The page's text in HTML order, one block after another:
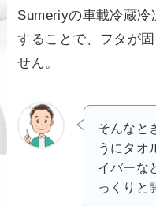
Sumeriyの車載冷蔵冷
することで、フタが
せん。
そんなと
うにタオ
イバーな
っくりと